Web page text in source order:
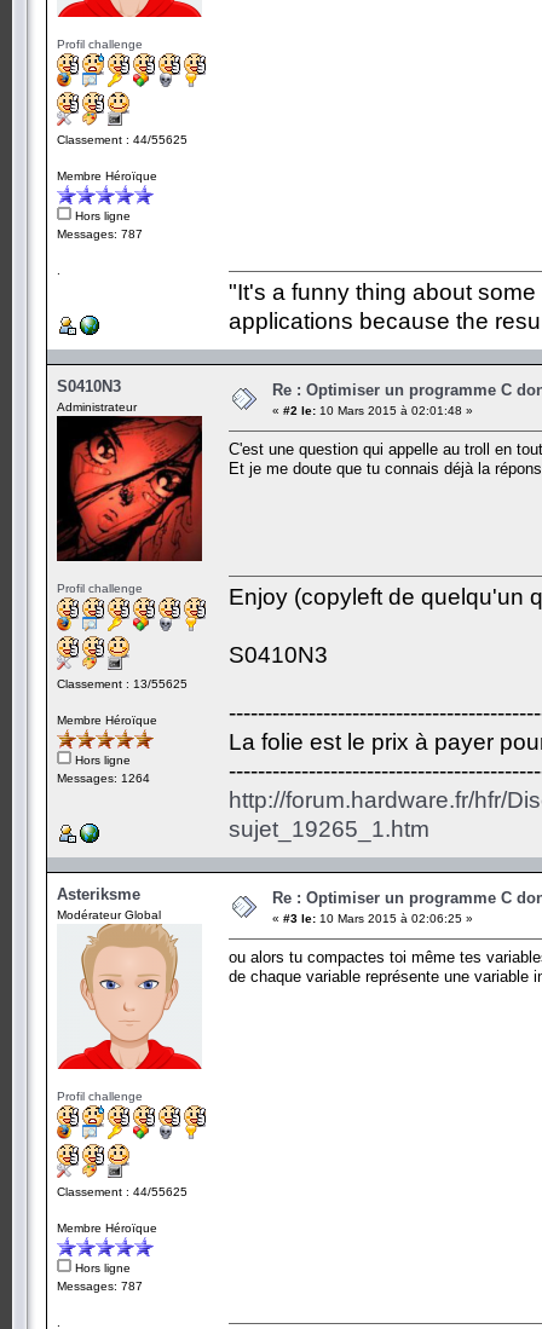
Profil challenge
Classement : 44/55625
Membre Héroïque
Hors ligne
Messages: 787
"It's a funny thing about
applications because the
S0410N3
Administrateur
Profil challenge
Classement : 13/55625
Membre Héroïque
Hors ligne
Messages: 1264
Re : Optimiser un programme C
« #2 le: 10 Mars 2015 à 02:01:48 »
C'est une question qui appelle au troll en
Et je me doute que tu connais déjà la
Enjoy (copyleft de quelqu'un
S0410N3
La folie est le prix à payer
http://forum.hardware.fr/hfr/
sujet_19265_1.htm
Asteriksme
Modérateur Global
Profil challenge
Classement : 44/55625
Membre Héroïque
Hors ligne
Messages: 787
Re : Optimiser un programme C
« #3 le: 10 Mars 2015 à 02:06:25 »
ou alors tu compactes toi même tes
de chaque variable représente une variable